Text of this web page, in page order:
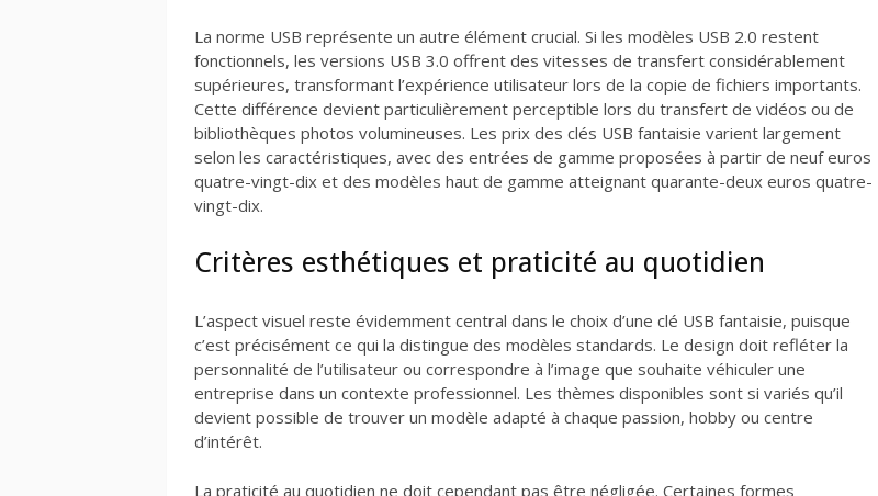
La norme USB représente un autre élément crucial. Si les modèles USB 2.0 restent
fonctionnels, les versions USB 3.0 offrent des vitesses de transfert considérablement
supérieures, transformant l’expérience utilisateur lors de la copie de fichiers importants.
Cette différence devient particulièrement perceptible lors du transfert de vidéos ou de
bibliothèques photos volumineuses. Les prix des clés USB fantaisie varient largement
selon les caractéristiques, avec des entrées de gamme proposées à partir de neuf euros
quatre-vingt-dix et des modèles haut de gamme atteignant quarante-deux euros quatre-
vingt-dix.
Critères esthétiques et praticité au quotidien
L’aspect visuel reste évidemment central dans le choix d’une clé USB fantaisie, puisque
c’est précisément ce qui la distingue des modèles standards. Le design doit refléter la
personnalité de l’utilisateur ou correspondre à l’image que souhaite véhiculer une
entreprise dans un contexte professionnel. Les thèmes disponibles sont si variés qu’il
devient possible de trouver un modèle adapté à chaque passion, hobby ou centre
d’intérêt.
La praticité au quotidien ne doit cependant pas être négligée. Certaines formes